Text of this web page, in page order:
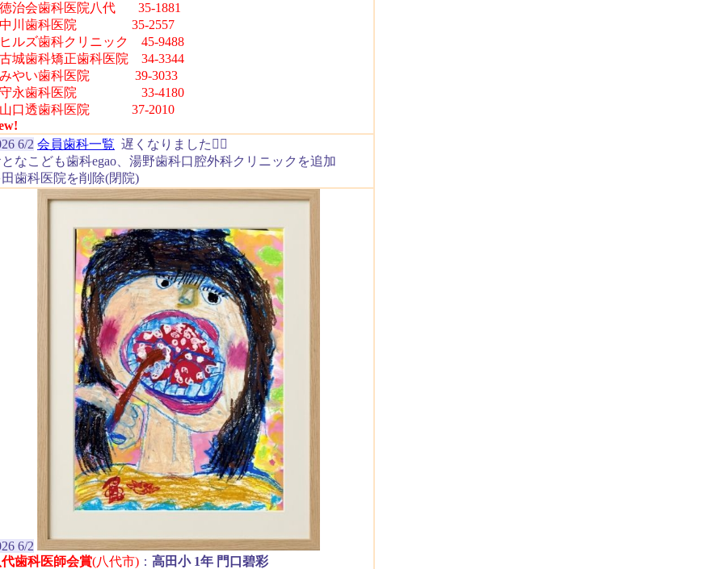
徳治会歯科医院八代 35-1881
中川歯科医院 35-2557
ルズ歯科クリニック 45-9488
城歯科矯正歯科医院 34-3344
みやい歯科医院 39-3033
守永歯科医院 33-4180
山口透歯科医院 37-2010
6/2 会員歯科一覧 遅くなりました🙇‍♂️
なこども歯科egao、湯野歯科口腔外科クリニックを追加
歯科医院を削除(閉院)
6/2
歯科医師会賞(八代市) ： 高田小 1年 門口碧彩